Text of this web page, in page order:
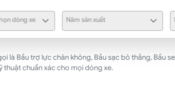
dòng xe Năm sản xuất
là Bầu trợ lực chân không, Bầu sạc bô thắng, Bầu
thuật chuẩn xác cho mọi dòng xe.